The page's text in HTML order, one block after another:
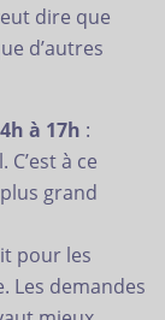
dire que
d’autres
à 17h :
à ce
grand
pour les
Les demandes